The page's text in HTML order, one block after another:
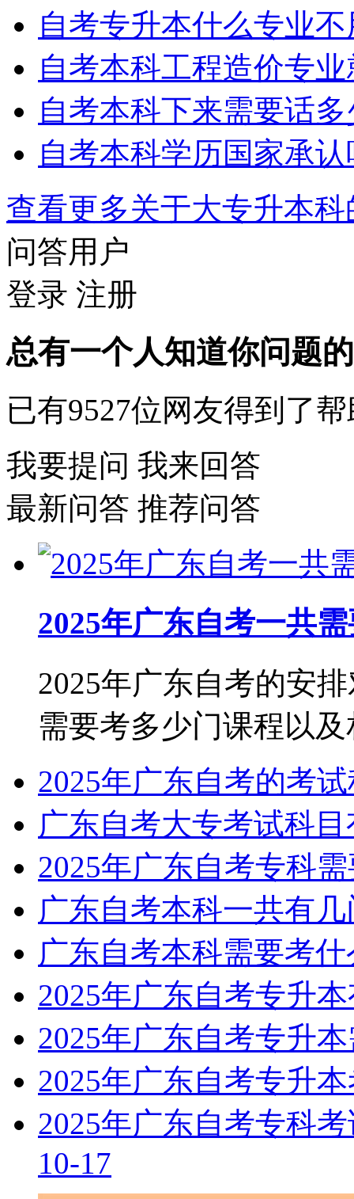
自考专升本什么专业
自考本科工程造价专
自考本科下来需要话
自考本科学历国家承
查看更多关于大专升本科
问答用户
登录 注册
总有一个人知道你问题
已有9527位网友得到了帮
我要提问 我来回答
最新问答 推荐问答
2025年广东自考一共
2025年广东自考的安
需要考多少门课程以及
2025年广东自考的考
广东自考大专考试科
2025年广东自考专科
广东自考本科一共有
广东自考本科需要考
2025年广东自考专升
2025年广东自考专升
2025年广东自考专升
2025年广东自考专科
10-17